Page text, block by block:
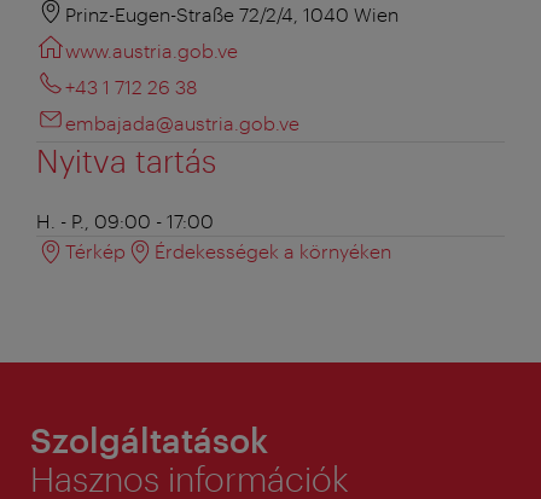
Prinz-Eugen-Straße 72/2/4, 1040 Wien
www.austria.gob.ve
+43 1 712 26 38
embajada@austria.gob.ve
Nyitva tartás
H. - P., 09:00 - 17:00
Térkép
Érdekességek a környéken
Szolgáltatások
Hasznos információk